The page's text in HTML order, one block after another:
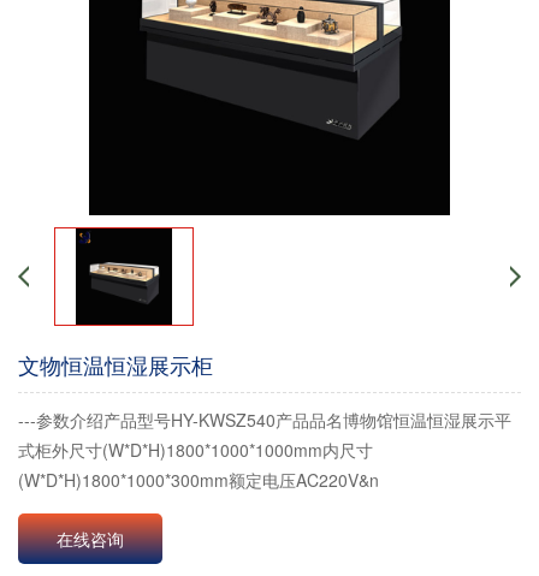
文物恒温恒湿展示柜
---参数介绍产品型号HY-KWSZ540产品品名博物馆恒温恒湿展示平
式柜外尺寸(W*D*H)1800*1000*1000mm内尺寸
(W*D*H)1800*1000*300mm额定电压AC220V&n
在线咨询